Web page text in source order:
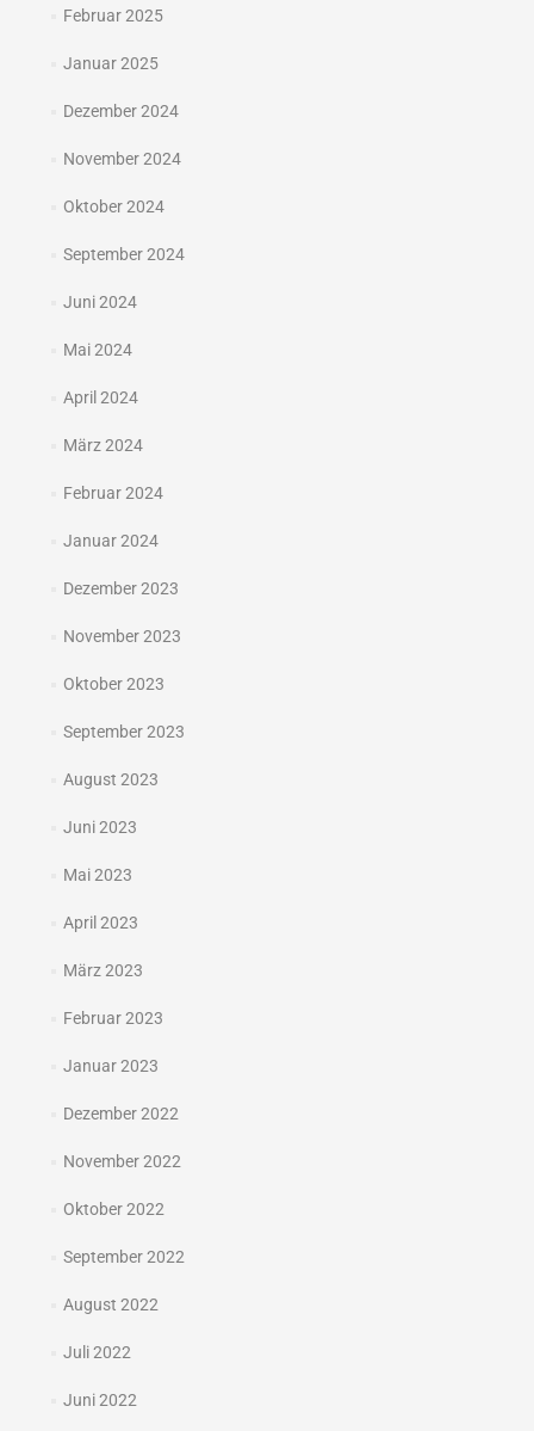
Februar 2025
Januar 2025
Dezember 2024
November 2024
Oktober 2024
September 2024
Juni 2024
Mai 2024
April 2024
März 2024
Februar 2024
Januar 2024
Dezember 2023
November 2023
Oktober 2023
September 2023
August 2023
Juni 2023
Mai 2023
April 2023
März 2023
Februar 2023
Januar 2023
Dezember 2022
November 2022
Oktober 2022
September 2022
August 2022
Juli 2022
Juni 2022